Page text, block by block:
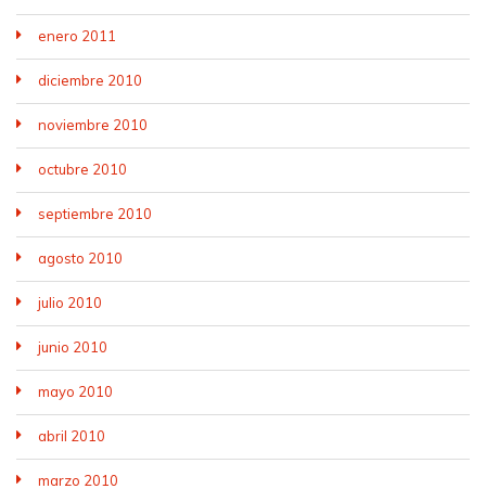
enero 2011
diciembre 2010
noviembre 2010
octubre 2010
septiembre 2010
agosto 2010
julio 2010
junio 2010
mayo 2010
abril 2010
marzo 2010